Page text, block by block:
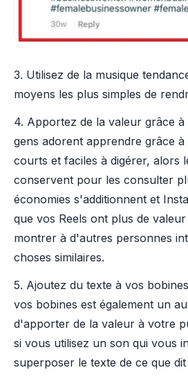
3. Utilisez de la musique
moyens les plus simples de
4. Apportez de la valeur grâce à
gens adorent apprendre grâce à
courts et faciles à digérer, alors
conservent pour les consulter
économies s'additionnent et
que vos Reels ont plus de
montrer à d'autres personnes
choses similaires.
5. Ajoutez du texte à vos
vos bobines est également un
d'apporter de la valeur à votre
si vous utilisez un son qui vous
superposer le texte de ce que